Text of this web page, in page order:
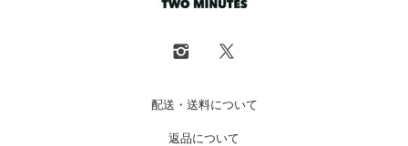
配送・送料について
返品について